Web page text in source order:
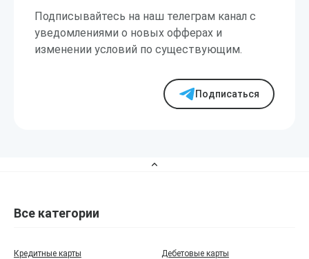
Подписывайтесь на наш телеграм канал с
уведомлениями о новых офферах и
изменении условий по существующим.
Подписаться
Все категории
Кредитные карты
Дебетовые карты